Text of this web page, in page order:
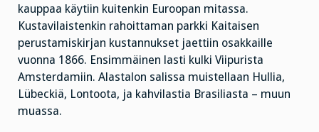
kauppaa käytiin kuitenkin Euroopan mitassa.
Kustavilaistenkin rahoittaman parkki Kaitaisen
perustamiskirjan kustannukset jaettiin osakkaille
vuonna 1866. Ensimmäinen lasti kulki Viipurista
Amsterdamiin. Alastalon salissa muistellaan Hullia,
Lübeckiä, Lontoota, ja kahvilastia Brasiliasta – muun
muassa.